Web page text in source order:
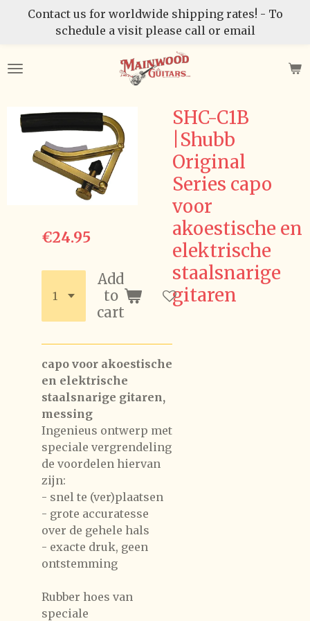
Skip
content
Contact us for worldwide shipping rates! - To
schedule a visit please call or email
SHC-C1B
|Shubb
Original
Series capo
voor
akoestische en
elektrische
staalsnarige
gitaren
€24.95
Add
to
cart
capo voor akoestische
en elektrische
staalsnarige gitaren,
messing
Ingenieus ontwerp met
speciale vergrendeling
de voordelen hiervan
zijn:
- snel te (ver)plaatsen
- grote accuratesse
over de gehele hals
- exacte druk, geen
ontstemming
Rubber hoes van
speciale